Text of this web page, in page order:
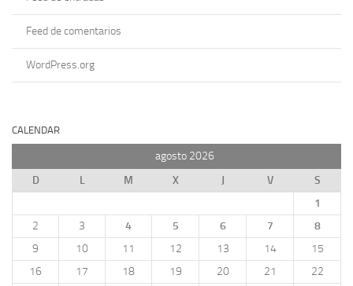
Feed de comentarios
WordPress.org
CALENDAR
agosto 2026
D
L M X J V
S
1
2
3 4 5 6 7
8
9
10 11 12 13 14
15
16
17 18 19 20 21
22